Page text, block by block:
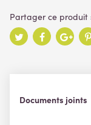
Documents joints